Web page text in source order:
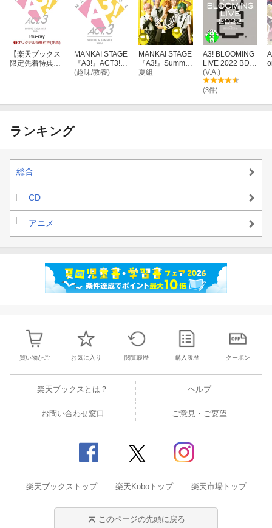
【楽天ブックス
限定先着特典】
ト)
MANKAI STAGE
『A3!』ACT3!
〜SPRING & SU
(趣味/教養)
MANKAI STAGE
『A3!』Summer
Troupe ひまわ
夏組
A3! BLOOMING
LIVE 2022 BD B
OX【初回生産限
定版】【Blu-ra
y】
(V.A.)
(3件)
ランキング
総合
CD
アニメ
買い物かご お気に入り 閲覧履歴 購入履歴 クーポン
楽天ブックスとは？ ヘルプ
お問い合わせ窓口 ご意見・ご要望
楽天ブックストップ 楽天Koboトップ 楽天市場トップ
このページの先頭に戻る